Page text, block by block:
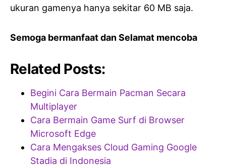
ukuran gamenya hanya sekitar 60 MB saja.
Semoga bermanfaat dan Selamat mencoba
Related Posts:
Begini Cara Bermain Pacman Secara
Multiplayer
Cara Bermain Game Surf di Browser
Microsoft Edge
Cara Mengakses Cloud Gaming Google
Stadia di Indonesia